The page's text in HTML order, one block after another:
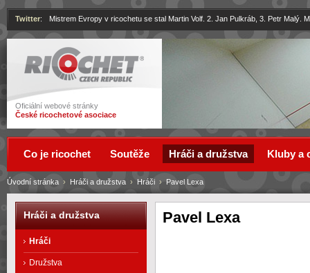
Ricochet
Oficiální webové stránky
České ricochetové asociace
Twitter: Mistrem Evropy v ricochetu se stal Martin Volf. 2. Jan Pulkráb, 3. Petr Malý.
Pavel Lexa
Úvodní stránka › Hráči a družstva › Hráči › Pavel Lexa
Co je ricochet Soutěže Hráči a družstva Kluby a
Hráči a družstva
Hráči
Družstva